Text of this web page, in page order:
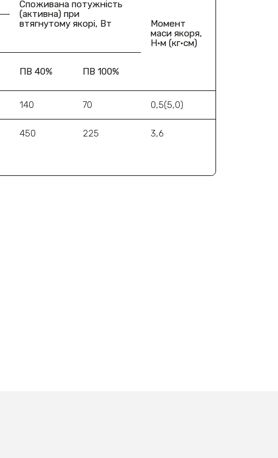
Споживана потужність
(активна) при
втягнутому якорі, Вт
Момент
маси якоря,
Н·м (кг·см)
ПВ 40% ПВ 100%
140 70 0,5(5,0)
450 225 3,6